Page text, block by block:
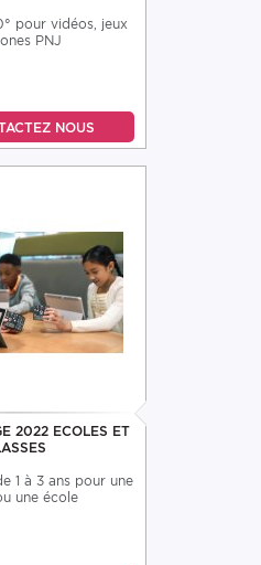
pour vidéos, jeux
PNJ
2022 ECOLES ET
1 à 3 ans pour une
une école